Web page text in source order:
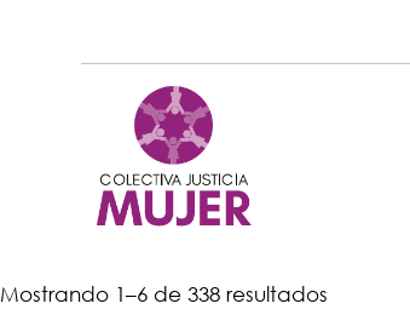
Mostrando 1–6 de 338 resultados